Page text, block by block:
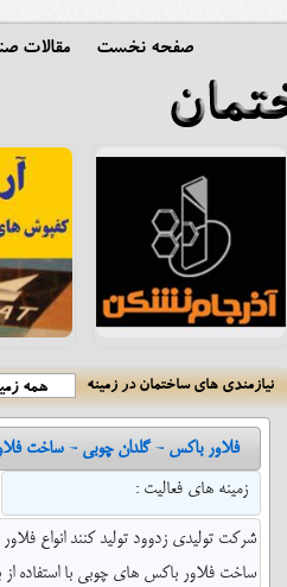
صفحه نخست مقالات
نیازمندی های ساختمان در زمینه همه
فلاور باکس - گلدان چوبی - ساخت
زمینه های فعالیت :
شرکت تولیدی زدوود تولید کنند انواع
ساخت فلاور باکس های چوبی با استفاده